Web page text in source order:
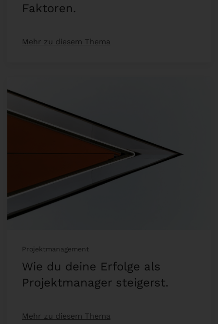
Faktoren.
Mehr zu diesem Thema
Projektmanagement
Wie du deine Erfolge als
Projektmanager steigerst.
Mehr zu diesem Thema